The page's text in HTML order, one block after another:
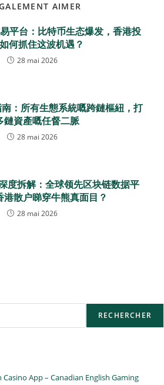
AIMER
平台：比特币生态爆发，香港投
何抓住这波机遇？
28 mai 2026
：所有生態系統嘅跨鏈樞紐，打
鏈資產嘅任督二脈
28 mai 2026
度拆解：全球领先区块链数据平
港散户睇穿牛熊真面目？
28 mai 2026
RECHERCHER
App – Canadian English Gaming